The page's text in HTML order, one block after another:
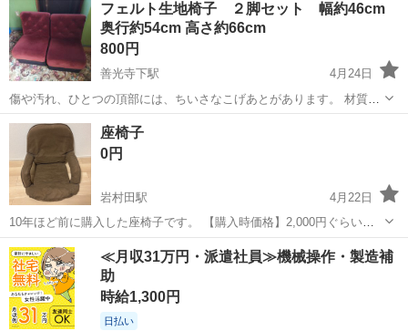
フェルト生地椅子 ２脚セット 幅約46cm
奥行約54cm 高さ約66cm
800円
善光寺下駅
4月24日
傷や汚れ、ひとつの頂部には、ちいさなこげあとがあります。 材質に
ため、ほこりがついていますが、さほど悪い状態ではありません。 あ
と３セットありますので、ご希望のかたはお申し出ください。 直接引
き取りにて、お願いいたします。
長野 長野市 善光寺下駅
座椅子
0円
岩村田駅
4月22日
10年ほど前に購入した座椅子です。 【購入時価格】2,000円ぐらい
【サイズ】縦：50cm、横：60cm、奥行き：40cm （大体です） 【傷
などの状態】少し日焼けしてます。 【アピールポイント】状態はいい
のでまだまだ使え...
長野 佐久市 岩村田駅 椅子 状態
≪月収31万円・派遣社員≫機械操作・製造補
助
時給1,300円
日払い